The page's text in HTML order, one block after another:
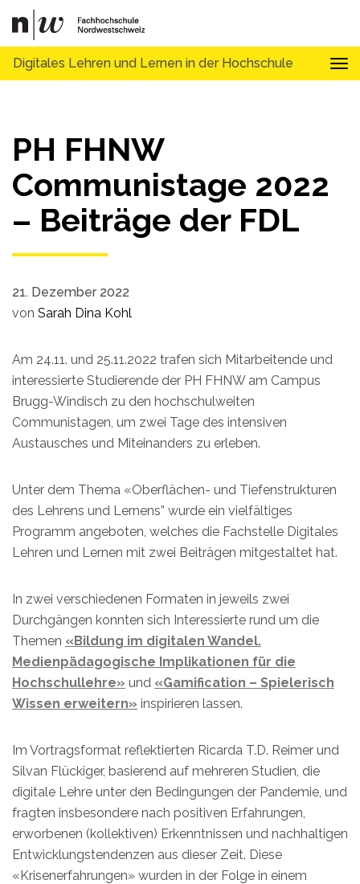
Digitales Lehren und Lernen in der Hochschule
PH FHNW
Communistage 2022
– Beiträge der FDL
21. Dezember 2022
von Sarah Dina Kohl
Am 24.11. und 25.11.2022 trafen sich Mitarbeitende und
interessierte Studierende der PH FHNW am Campus
Brugg-Windisch zu den hochschulweiten
Communistagen, um zwei Tage des intensiven
Austausches und Miteinanders zu erleben.
Unter dem Thema «Oberflächen- und Tiefenstrukturen
des Lehrens und Lernens” wurde ein vielfältiges
Programm angeboten, welches die Fachstelle Digitales
Lehren und Lernen mit zwei Beiträgen mitgestaltet hat.
In zwei verschiedenen Formaten in jeweils zwei
Durchgängen konnten sich Interessierte rund um die
Themen «Bildung im digitalen Wandel.
Medienpädagogische Implikationen für die
Hochschullehre» und «Gamification – Spielerisch
Wissen erweitern» inspirieren lassen.
Im Vortragsformat reflektierten Ricarda T.D. Reimer und
Silvan Flückiger, basierend auf mehreren Studien, die
digitale Lehre unter den Bedingungen der Pandemie, und
fragten insbesondere nach positiven Erfahrungen,
erworbenen (kollektiven) Erkenntnissen und nachhaltigen
Entwicklungstendenzen aus dieser Zeit. Diese
«Krisenerfahrungen» wurden in der Folge in einem